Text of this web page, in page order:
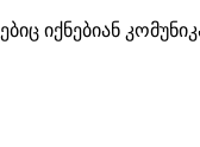
იქნებიან